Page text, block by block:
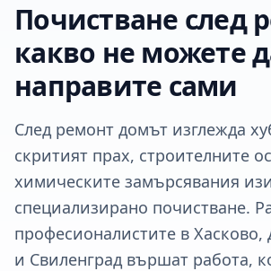
Почистване след
какво не можете
направите сами
След ремонт домът изглежда
скритият прах, строителните
химическите замърсявания
специализирано почистване.
професионалистите в
и Свиленград вършат работа,